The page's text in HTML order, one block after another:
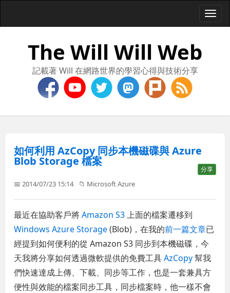
The Will Will Web
記載著 Will 在網路世界的學習心得與技術分享
如何利用 AzCopy 同步本機磁碟與 Azure
Blob Storage 檔案
分享
📅 2014/07/23 15:14 📁 Microsoft Azure
最近在協助客戶將Amazon S3上面的檔案遷移到
Windows Azure Storage(Blob)，在我的前一篇文章已
經提到如何便利的從 Amazon S3 同步到本機磁碟，今
天我將分享如何透過微軟提供的免費工具AzCopy幫我
們快速達成上傳、下載、同步等工作，也是一套兼具方
便性與效能的檔案同步工具，同步檔案時，他一樣不會